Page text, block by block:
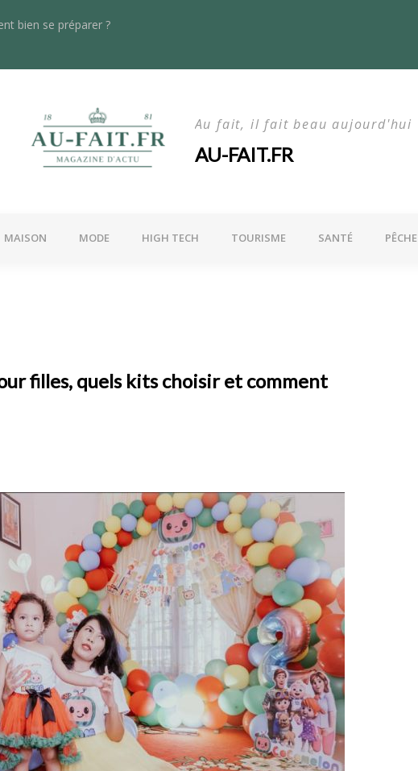
bien se préparer ?
dans le rayonnage lourd : quoi de neuf en 2024 ?
Au fait, il fait beau aujourd'hui
AU-FAIT.FR
MAISON MODE HIGH TECH TOURISME SANTÉ PÊCHE
filles, quels kits choisir et comment